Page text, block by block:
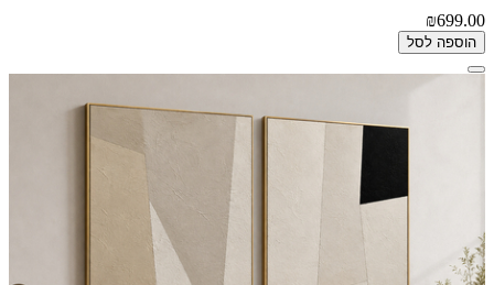
₪699.00
הוספה לסל